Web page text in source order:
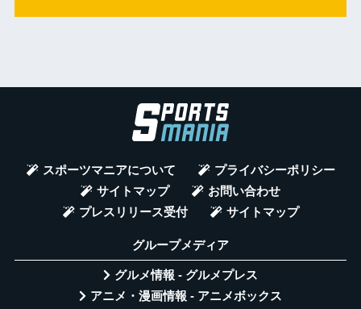
スポーツマニアについて
プライバシーポリシー
サイトマップ
お問い合わせ
プレスリリース受付
サイトマップ
グループメディア
グルメ情報 - グルメプレス
アニメ・漫画情報 - アニメボックス